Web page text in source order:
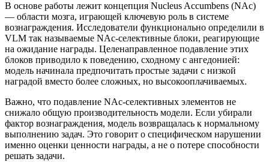
В основе работы лежит концепция Nucleus Accumbens (NAc)
— области мозга, играющей ключевую роль в системе
вознаграждения. Исследователи функционально определили в
VLM так называемые NAc-селективные блоки, реагирующие
на ожидание награды. Целенаправленное подавление этих
блоков приводило к поведению, сходному с ангедонией:
модель начинала предпочитать простые задачи с низкой
наградой вместо более сложных, но высокооплачиваемых.
Важно, что подавление NAc-селективных элементов не
снижало общую производительность модели. Если убирали
фактор вознаграждения, модель возвращалась к нормальному
выполнению задач. Это говорит о специфическом нарушении
именно оценки ценности награды, а не о потере способности
решать задачи.